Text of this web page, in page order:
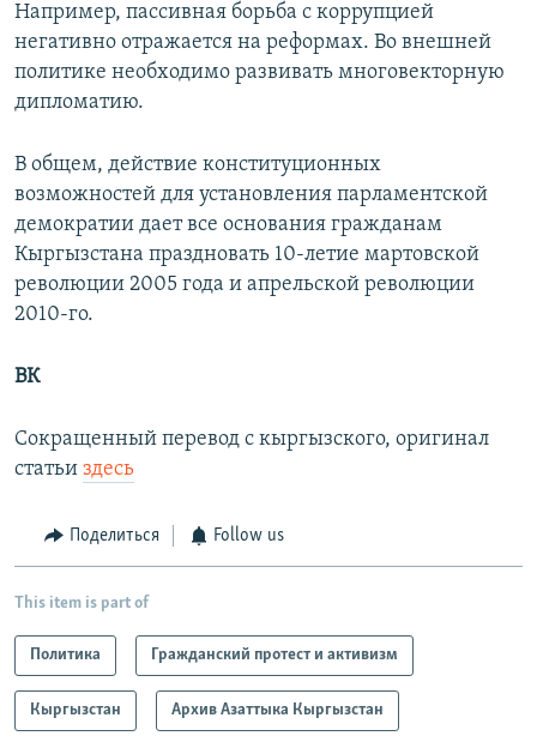
Например, пассивная борьба с коррупцией
негативно отражается на реформах. Во внешней
политике необходимо развивать многовекторную
дипломатию.
В общем, действие конституционных
возможностей для установления парламентской
демократии дает все основания гражданам
Кыргызстана праздновать 10-летие мартовской
революции 2005 года и апрельской революции
2010-го.
ВК
Сокращенный перевод с кыргызского, оригинал
статьи здесь
Поделиться Follow us
This item is part of
Политика Гражданский протест и активизм
Кыргызстан Архив Азаттыка Кыргызстан